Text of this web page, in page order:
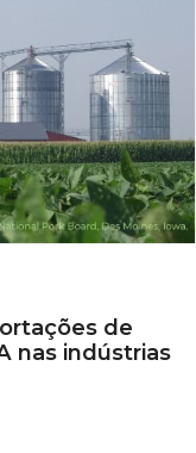
de
nas indústrias